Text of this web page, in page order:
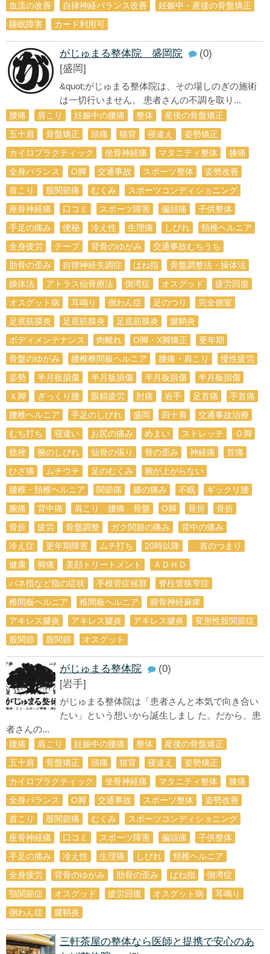
血流の改善
自律神経バランス改善
妊娠中・産後の骨盤矯正
睡眠障害
カード利用可
がじゅまる整体院 盛岡院
(0)
[盛岡]
&quot;がじゅまる整体院は、その場しのぎの施術
は一切行いません。 患者さんの不調を取り...
腰痛 肩こり 妊娠中の腰痛 整体
産後の骨盤矯正
五十肩
骨盤矯正 頭痛 猫背 寝違え
姿勢矯正
カイロプラクティック
坐骨神経痛 マタニティ整体
膝痛
全身バランス
О脚 交通事故 スポーツ整体
姿勢改善
首こり
股関節痛 むくみ
スポーツコンディショニング
座骨神経痛
口コミ スポーツ障害 偏頭痛
子供整体
手足の痛み
便秘 冷え性 生理痛 しびれ
頸椎ヘルニア
全身疲労
テープ 背骨のゆがみ
交通事故むちうち
肋骨の歪み
自律神経失調症 ばね指
骨盤調整法・操体法
操体法
アトラス仙骨療法 側湾症 オスグッド
疲労回復
オスグット病
耳鳴り 側わん症 足のつり
完全個室
足底筋膜炎
足底筋膜炎 足底筋膜炎
腱鞘炎
ボディメンテナンス
肉離れ O脚・X脚矯正
更年期
骨盤のゆがみ
腰椎椎間板ヘルニア 腰痛・肩こり
慢性疲労
姿勢
半月板損傷 半月板損傷 半月板損傷
半月板損傷
Ｘ脚
ぎっくり腰 眼精疲労 肘痛 岩手 足首痛
手首痛
腰椎ヘルニア
手足のしびれ 盛岡 四十肩
交通事故治療
むち打ち
寝違い お尻の痛み めまい ストレッチ
Ｏ脚
捻挫
腕のしびれ 仙骨の張り 骨の歪み 神経痛
首痛
ひざ痛
ムチウチ 足のむくみ
腕が上がらない
腰椎・頚椎ヘルニア
関節痛 膝の痛み 不眠
ギックリ腰
腕痛
背中痛 肩こり 腰痛 骨盤 O脚 骨折
骨折
骨折
疲労 骨盤調整 ガク関節の痛み
背中の痛み
冷え症
更年期障害 ムチ打ち 20時以降
首のつまり
健康
脚痛 美顔トリートメント
ＡＤＨＤ
バネ指など指の症状
手根管症候群
脊柱管狭窄症
椎間板ヘルニア
椎間板ヘルニア
腓骨神経麻痺
アキレス腱炎
アキレス腱炎 アキレス腱炎
変形性股関節症
股関節
股関節 オスグット
がじゅまる整体院
(0)
[岩手]
がじゅまる整体院は「患者さんと本気で向き合い
たい」という想いから誕生しまし た。だから、患
者さんの...
腰痛 肩こり 妊娠中の腰痛 整体
産後の骨盤矯正
五十肩
骨盤矯正 頭痛 猫背 寝違え
姿勢矯正
カイロプラクティック
坐骨神経痛 マタニティ整体
膝痛
全身バランス
О脚 交通事故 スポーツ整体
姿勢改善
首こり
股関節痛 むくみ
スポーツコンディショニング
座骨神経痛
口コミ スポーツ障害 偏頭痛
子供整体
手足の痛み
冷え性 生理痛 しびれ
頸椎ヘルニア
全身疲労
背骨のゆがみ 肋骨の歪み ばね指
側湾症
顎関節症
オスグッド 疲労回復 オスグット病
耳鳴り
側わん症
腱鞘炎
三軒茶屋の整体なら医師と提携で安心のあ